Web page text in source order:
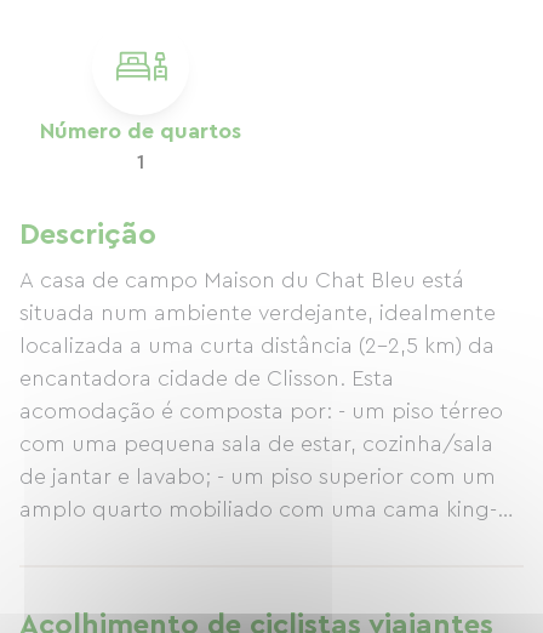
Número de quartos
1
Descrição
A casa de campo Maison du Chat Bleu está
situada num ambiente verdejante, idealmente
localizada a uma curta distância (2-2,5 km) da
encantadora cidade de Clisson. Esta
acomodação é composta por: - um piso térreo
com uma pequena sala de estar, cozinha/sala
de jantar e lavabo; - um piso superior com um
amplo quarto mobiliado com uma cama king-
equipada para cozinhar. Você também
Acolhimento de ciclistas viajantes